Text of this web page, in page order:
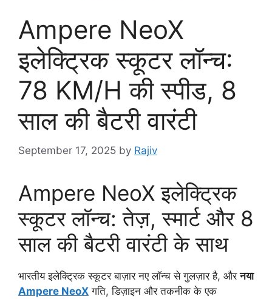
Ampere NeoX
इलेक्ट्रिक स्कूटर लॉन्च:
78 KM/H की स्पीड, 8
साल की बैटरी वारंटी
September 17, 2025 by Rajiv
Ampere NeoX इलेक्ट्रिक
स्कूटर लॉन्च: तेज़, स्मार्ट और 8
साल की बैटरी वारंटी के साथ
भारतीय इलेक्ट्रिक स्कूटर बाज़ार नए लॉन्च से गुलज़ार है, औरनया
Ampere NeoX गति, डिज़ाइन और तकनीक के एक